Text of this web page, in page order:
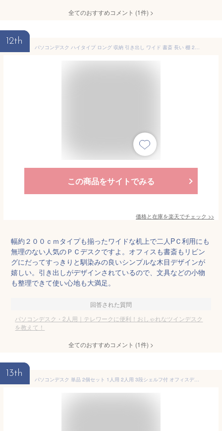
全てのおすすめコメント (1件) >
12th
パソコンデスク ハイタイプ ロング 収納 引き出し ワイド 書斎 長い 棚 2人用 幅180 幅200 薄型 木目 事務所 木製 デスク 横長 オフィス スリム おしゃれ オフィスデスク リビング 木 シンプル ケーブル収納 タップ収納
この商品をサイトでみる
価格と在庫を楽天でチェック >>
幅約２００ｃｍタイプも揃ったワイドな机上で二人PＣ利用にも
無理のない人気のＰＣデスクですよ。オフィスも書斎もリビン
グにだってすっきりと馴染みの良いシンプルな木目デザインが
嬉しい。引き出しがデザインされているので、文具などの小物
も整理できて使い心地も大満足。
回答された質問
パソコンデスク・2人用｜テレワークに便利！おしゃれなツインデスク
を教えて！
全てのおすすめコメント (1件) >
13th
パソコンデスク 単品 2個セット 1人用 2人用 3段シェルフ付 オフィスデスク 簡易デスク 木製 ミシン台 学習机 アジャスター付き ツイン